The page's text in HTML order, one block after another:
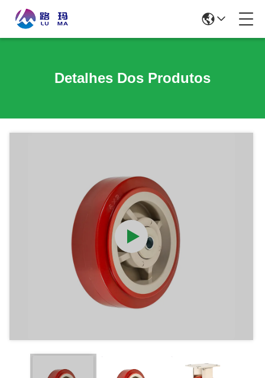
Detalhes Dos Produtos